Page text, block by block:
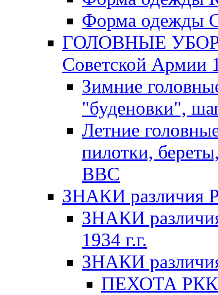
Форма одежды
ГОЛОВНЫЕ
Советской Армии
Зимние
"буденовки",
Летние
пилотки,
ВВС
ЗНАКИ различия
ЗНАКИ
1934 г.г.
ЗНАКИ
ПЕХОТА